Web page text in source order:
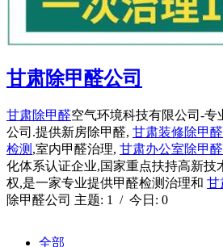
甘肃除甲醛公司
甘肃除甲醛空气环境科技有限公司-专
公司.提供新房除甲醛, 甘肃装修除甲醛
检测 ,室内甲醛治理, 甘肃办公室除甲醛
化体系认证企业,国家重点扶持高新技
权,是一家专业提供甲醛检测治理和 甘
除甲醛公司 主题: 1 / 今日: 0
全部